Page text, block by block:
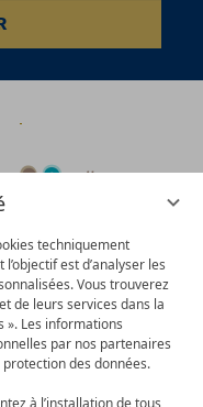
techniquement
est d’analyser les
Vous trouverez
de leurs services dans la
». Les informations
par nos partenaires
des données.
à l’installation de tous